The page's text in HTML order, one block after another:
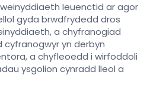
Ieuenctid ar agor
gyda brwdfrydedd dros
a chyfranogiad
cyfranogwyr yn derbyn
a chyfleoedd i wirfoddoli
ysgolion cynradd lleol a